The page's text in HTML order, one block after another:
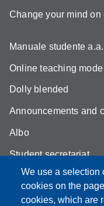
We use a selection
cookies on the
cookies, which are
Change your mind on
Manuale studente
Online teaching mode
Dolly blended
Announcements and
Albo
Student secretariat
Biblioteca
Quality Assurance